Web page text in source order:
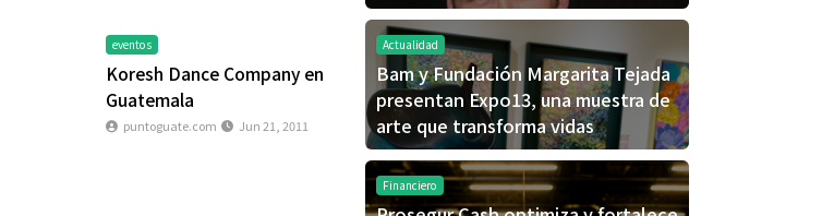
eventos
Koresh Dance Company en
Guatemala
puntoguate.com Jun 21, 2011
Actualidad
Bam y Fundación Margarita Tejada
presentan Expo13, una muestra de
arte que transforma vidas
Financiero